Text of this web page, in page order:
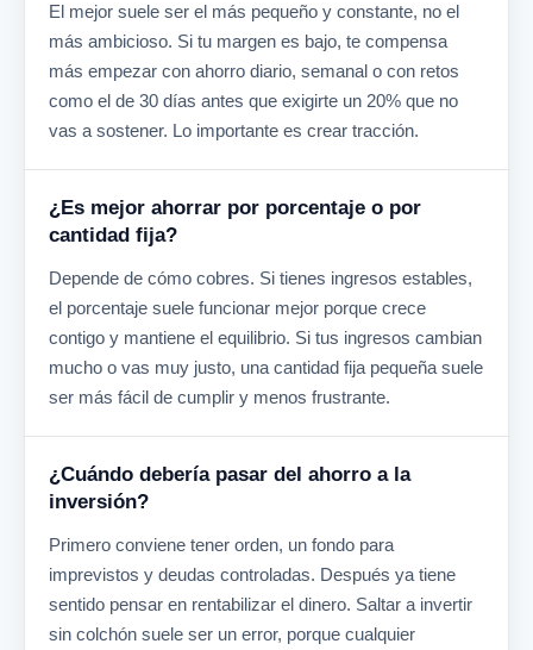
El mejor suele ser el más pequeño y constante, no el
más ambicioso. Si tu margen es bajo, te compensa
más empezar con ahorro diario, semanal o con retos
como el de 30 días antes que exigirte un 20% que no
vas a sostener. Lo importante es crear tracción.
¿Es mejor ahorrar por porcentaje o por
cantidad fija?
Depende de cómo cobres. Si tienes ingresos estables,
el porcentaje suele funcionar mejor porque crece
contigo y mantiene el equilibrio. Si tus ingresos cambian
mucho o vas muy justo, una cantidad fija pequeña suele
ser más fácil de cumplir y menos frustrante.
¿Cuándo debería pasar del ahorro a la
inversión?
Primero conviene tener orden, un fondo para
imprevistos y deudas controladas. Después ya tiene
sentido pensar en rentabilizar el dinero. Saltar a invertir
sin colchón suele ser un error, porque cualquier